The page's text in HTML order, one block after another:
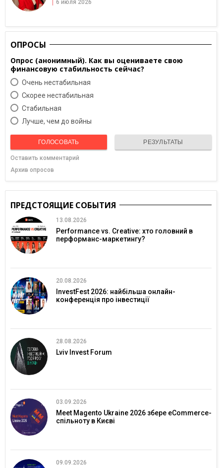
6 июля 2026
ОПРОСЫ
Опрос (анонимный). Как вы оцениваете свою
финансовую стабильность сейчас?
Очень нестабильная
Скорее нестабильная
Cтабильная
Лучше, чем до войны
ГОЛОСОВАТЬ РЕЗУЛЬТАТЫ
Оставить комментарий
Архив опросов
ПРЕДСТОЯЩИЕ СОБЫТИЯ
13.08.2026
Performance vs. Creative: хто головний в
перформанс-маркетингу?
20.08.2026
InvestFest 2026: найбільша онлайн-
конференція про інвестиції
28.08.2026
Lviv Invest Forum
03.09.2026
Meet Magento Ukraine 2026 збере eCommerce-
спільноту в Києві
09.09.2026